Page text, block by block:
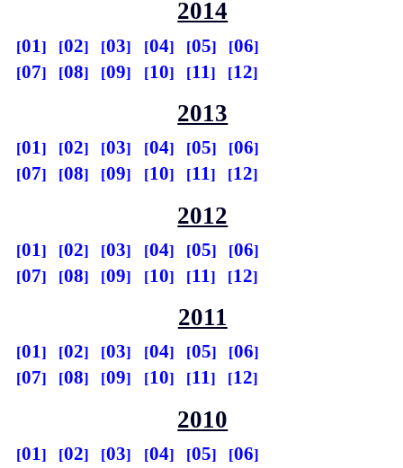
2014
01 02 03 04 05
06
07
08 09 10 11 12
2013
01 02 03 04 05
06
07
08 09 10 11 12
2012
01 02 03 04 05
06
07
08 09 10 11 12
2011
01 02 03 04 05
06
07
08 09 10 11 12
2010
01 02 03 04 05
06